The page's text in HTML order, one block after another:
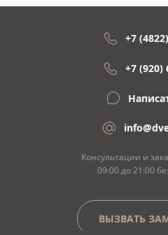
+7
+7 (920)
Консультации и
09:00 до 21:00
ВЫЗВАТЬ